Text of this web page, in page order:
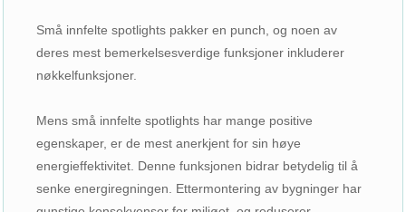
Små innfelte spotlights pakker en punch, og noen av
deres mest bemerkelsesverdige funksjoner inkluderer
nøkkelfunksjoner.
Mens små innfelte spotlights har mange positive
egenskaper, er de mest anerkjent for sin høye
energieffektivitet. Denne funksjonen bidrar betydelig til å
senke energiregningen. Ettermontering av bygninger har